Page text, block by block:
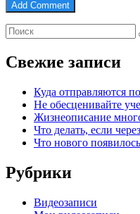
Свежие записи
Куда отправляются
Не обесценивайте
Жизнеописание
Что делать, если
Что нового
Рубрики
Видеозаписи